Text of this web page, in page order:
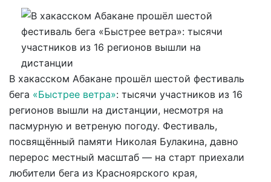
В хакасском Абакане прошёл шестой фестиваль
бега «Быстрее ветра»: тысячи участников из 16
регионов вышли на дистанции, несмотря на
пасмурную и ветреную погоду. Фестиваль,
посвящённый памяти Николая Булакина, давно
перерос местный масштаб — на старт приехали
любители бега из Красноярского края,